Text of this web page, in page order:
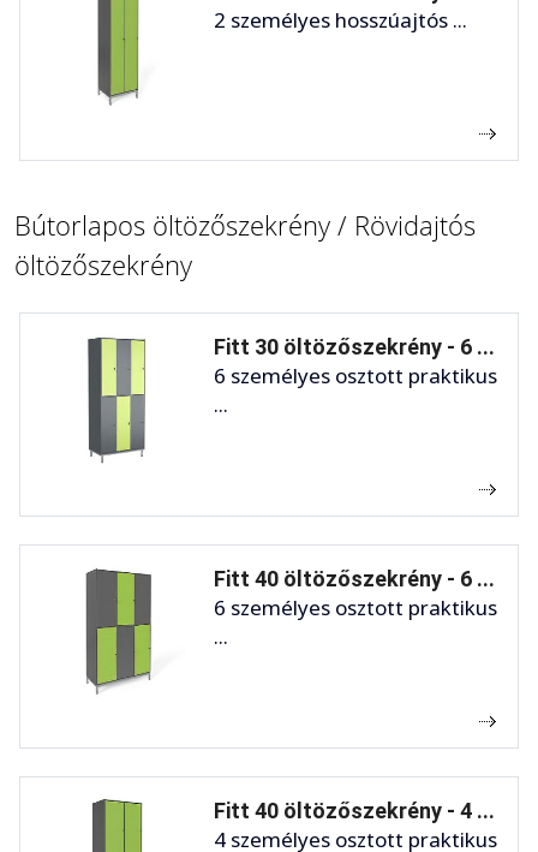
2 személyes hosszúajtós ...
Bútorlapos öltözőszekrény / Rövidajtós
öltözőszekrény
Fitt 30 öltözőszekrény - 6 ...
6 személyes osztott praktikus
...
Fitt 40 öltözőszekrény - 6 ...
6 személyes osztott praktikus
...
Fitt 40 öltözőszekrény - 4 ...
4 személyes osztott praktikus